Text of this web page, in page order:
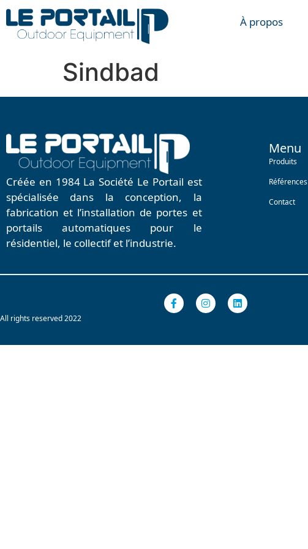
À propos
Sindbad
Créée en 1984 La Société Le Portail est
spécialisée dans la conception, la
fabrication et l’installation de portes et
portails automatiques pour le
résidentiel, le collectif et l’industrie.
Menu
Produits
Références
Contact
All rights reserved 2022